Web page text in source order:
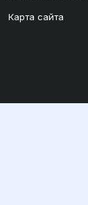
Карта сайта